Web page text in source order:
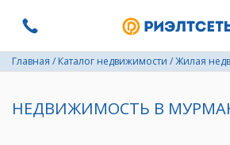
Главная / Каталог недвижимости /Жилая
НЕДВИЖИМОСТЬ В